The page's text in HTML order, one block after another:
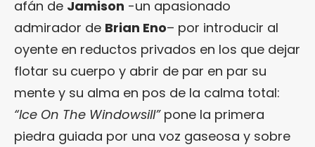
afán de Jamison -un apasionado
admirador de Brian Eno– por introducir al
oyente en reductos privados en los que dejar
flotar su cuerpo y abrir de par en par su
mente y su alma en pos de la calma total:
“Ice On The Windowsill”pone la primera
piedra guiada por una voz gaseosa y sobre